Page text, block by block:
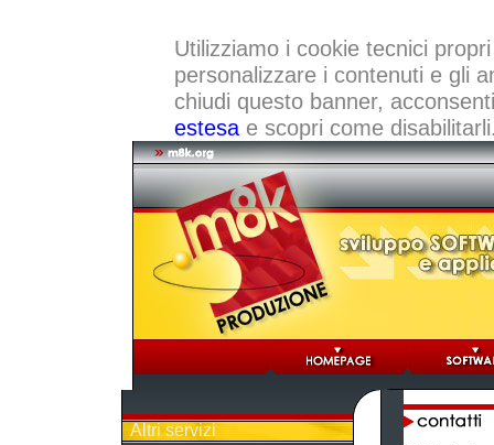
Utilizziamo i cookie tecnici
personalizzare i contenuti e gli
chiudi questo banner,
estesae scopri come
Altri servizi